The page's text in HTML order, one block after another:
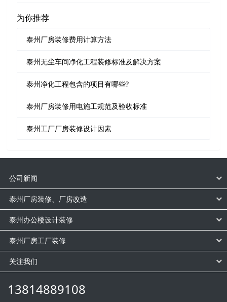
为你推荐
泰州厂房装修费用计算方法
泰州无尘车间净化工程装修标准及解决方案
泰州净化工程包含的项目有哪些?
泰州厂房装修用电施工规范及验收标准
泰州工厂厂房装修设计因素
公司新闻
泰州厂房装修、厂房改造
泰州办公楼设计装修
泰州厂房工厂装修
关注我们
13814889108